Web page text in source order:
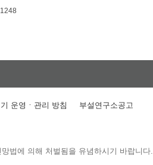
운영ㆍ관리 방침 부설연구소공고
법에 의해 처벌됨을 유념하시기 바랍니다.